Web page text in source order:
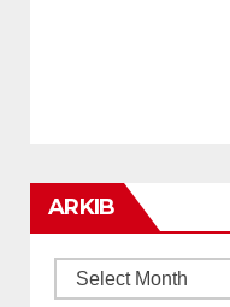
ARKIB
ARKIB